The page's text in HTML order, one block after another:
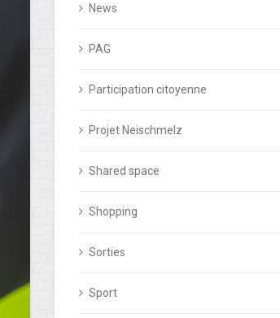
News
PAG
Participation citoyenne
Projet Neischmelz
Shared space
Shopping
Sorties
Sport